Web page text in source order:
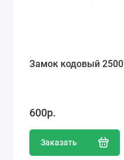
Замок кодовый 2500
600р.
Заказать